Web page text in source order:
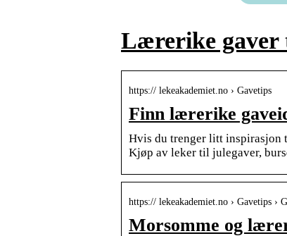
Lærerike gaver
https:// lekeakademiet.no › Gavetips
Finn lærerike
Hvis du trenger litt inspirasjon
Kjøp av leker til julegaver,
https:// lekeakademiet.no › Gavetips ›
Morsomme og